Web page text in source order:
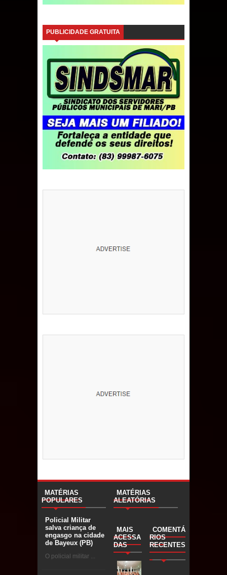
PUBLICIDADE GRATUITA
MATÉRIAS
POPULARES
Policial Militar
salva criança de
engasgo na cidade
de Bayeux (PB)
O policial militar ...
MATÉRIAS
ALEATÓRIAS
MAIS
ACESSA
DAS
COMENTÁ
RIOS
RECENTES